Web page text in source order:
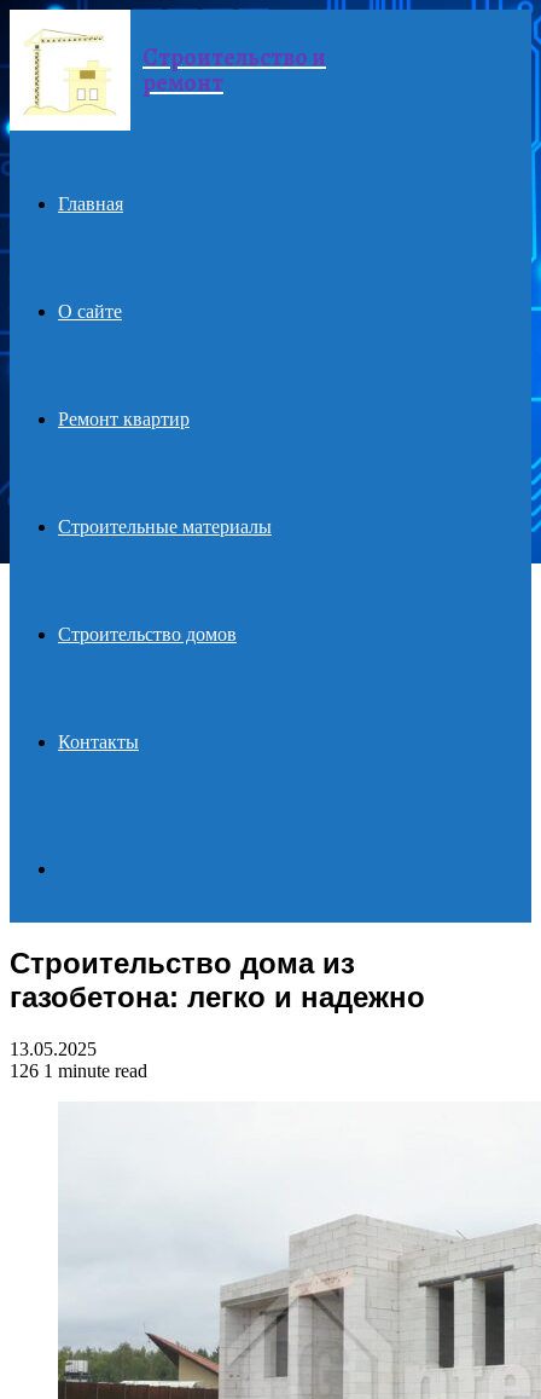
Menu Строительство и
ремонт
Главная
О сайте
Ремонт квартир
Строительные материалы
Строительство домов
Контакты
for
Строительство дома из
газобетона: легко и надежно
13.05.2025
126 1 minute read